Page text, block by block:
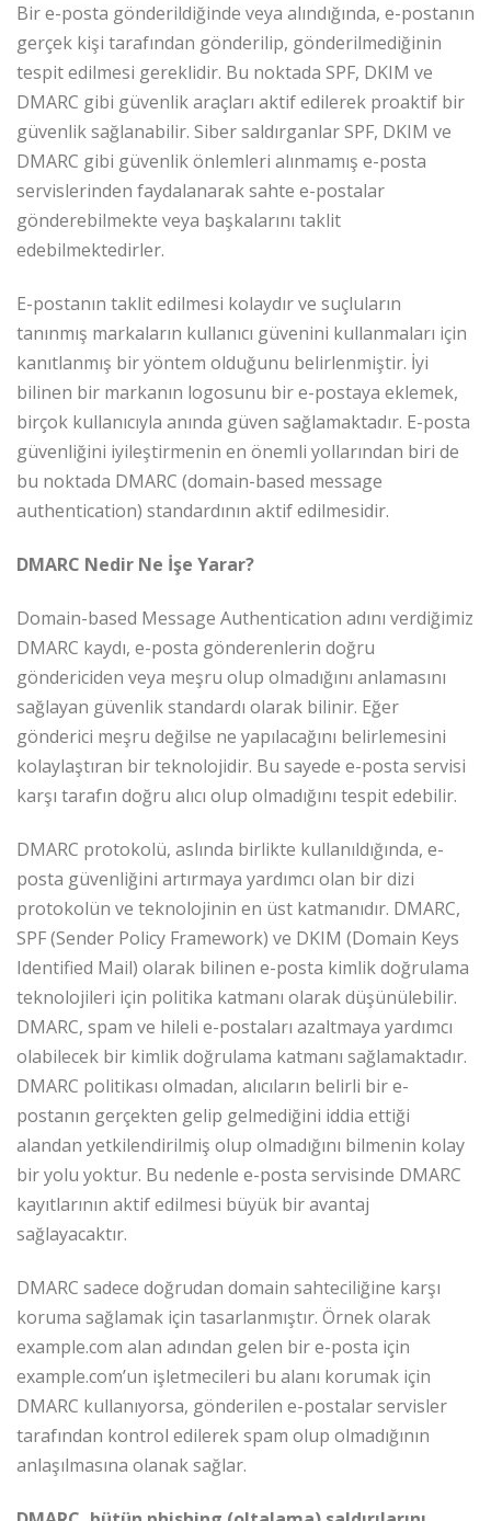
Bir e-posta gönderildiğinde veya alındığında, e-postanın
gerçek kişi tarafından gönderilip, gönderilmediğinin
tespit edilmesi gereklidir. Bu noktada SPF, DKIM ve
DMARC gibi güvenlik araçları aktif edilerek proaktif bir
güvenlik sağlanabilir. Siber saldırganlar SPF, DKIM ve
DMARC gibi güvenlik önlemleri alınmamış e-posta
servislerinden faydalanarak sahte e-postalar
gönderebilmekte veya başkalarını taklit
edebilmektedirler.
E-postanın taklit edilmesi kolaydır ve suçluların
tanınmış markaların kullanıcı güvenini kullanmaları için
kanıtlanmış bir yöntem olduğunu belirlenmiştir. İyi
bilinen bir markanın logosunu bir e-postaya eklemek,
birçok kullanıcıyla anında güven sağlamaktadır. E-posta
güvenliğini iyileştirmenin en önemli yollarından biri de
bu noktada DMARC (domain-based message
authentication) standardının aktif edilmesidir.
DMARC Nedir Ne İşe Yarar?
Domain-based Message Authentication adını verdiğimiz
DMARC kaydı, e-posta gönderenlerin doğru
göndericiden veya meşru olup olmadığını anlamasını
sağlayan güvenlik standardı olarak bilinir. Eğer
gönderici meşru değilse ne yapılacağını belirlemesini
kolaylaştıran bir teknolojidir. Bu sayede e-posta servisi
karşı tarafın doğru alıcı olup olmadığını tespit edebilir.
DMARC protokolü, aslında birlikte kullanıldığında, e-
posta güvenliğini artırmaya yardımcı olan bir dizi
protokolün ve teknolojinin en üst katmanıdır. DMARC,
SPF (Sender Policy Framework) ve DKIM (Domain Keys
Identified Mail) olarak bilinen e-posta kimlik doğrulama
teknolojileri için politika katmanı olarak düşünülebilir.
DMARC, spam ve hileli e-postaları azaltmaya yardımcı
olabilecek bir kimlik doğrulama katmanı sağlamaktadır.
DMARC politikası olmadan, alıcıların belirli bir e-
postanın gerçekten gelip gelmediğini iddia ettiği
alandan yetkilendirilmiş olup olmadığını bilmenin kolay
bir yolu yoktur. Bu nedenle e-posta servisinde DMARC
kayıtlarının aktif edilmesi büyük bir avantaj
sağlayacaktır.
DMARC sadece doğrudan domain sahteciliğine karşı
koruma sağlamak için tasarlanmıştır. Örnek olarak
example.com alan adından gelen bir e-posta için
example.com’un işletmecileri bu alanı korumak için
DMARC kullanıyorsa, gönderilen e-postalar servisler
tarafından kontrol edilerek spam olup olmadığının
anlaşılmasına olanak sağlar.